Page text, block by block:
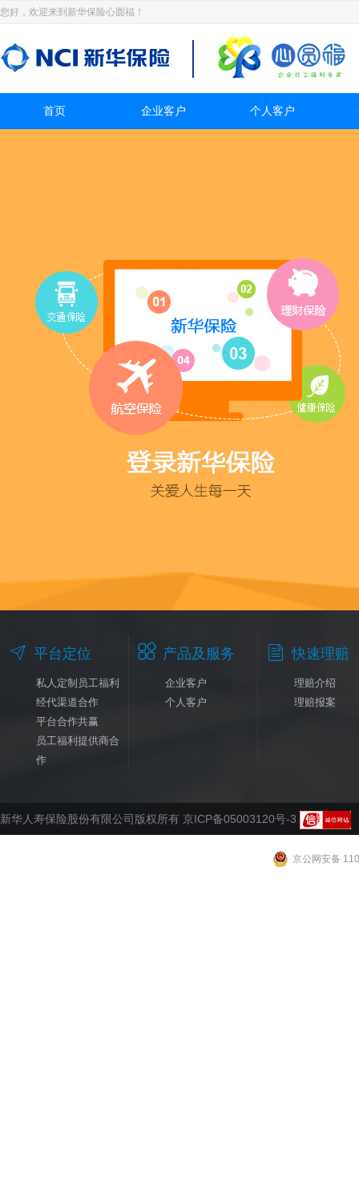
您好，欢迎来到新华保险心圆福！
首页 企业客户 个人客户
 平台定位
私人定制员工福利
经代渠道合作
平台合作共赢
员工福利提供商合
作
 产品及服务
企业客户
个人客户
 快速理赔
理赔介绍
理赔报案
新华人寿保险股份有限公司版权所有 京ICP备05003120号-3
京公网安备